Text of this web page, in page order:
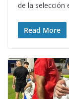
de la selección
Read More